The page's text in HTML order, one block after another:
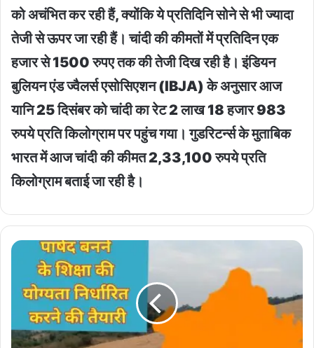
को अचंभित कर रही हैं, क्योंकि ये प्रतिदिनि सोने से भी ज्यादा
तेजी से ऊपर जा रही हैं। चांदी की कीमतों में प्रतिदिन एक
हजार से 1500 रुपए तक की तेजी दिख रही है। इंडियन
बुलियन एंड ज्वैलर्स एसोसिएशन (IBJA) के अनुसार आज
यानि 25 दिसंबर को चांदी का रेट 2 लाख 18 हजार 983
रुपये प्रति किलोग्राम पर पहुंच गया। गुडरिटर्न्स के मुताबिक
भारत में आज चांदी की कीमत 2,33,100 रुपये प्रति
किलोग्राम बताई जा रही है।
rajsthan
municipal
election
पार्षद